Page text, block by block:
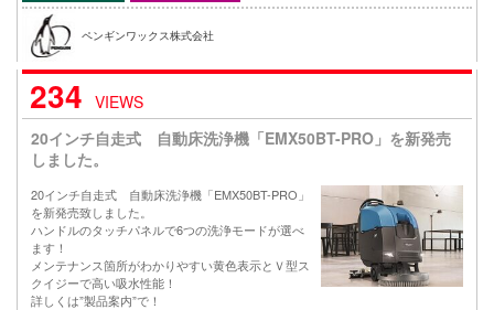
ペンギンワックス株式会社
234 VIEWS
20インチ自走式 自動床洗浄機「EMX50BT-PRO」を新発売
しました。
20インチ自走式 自動床洗浄機「EMX50BT-PRO」
を新発売致しました。
ハンドルのタッチパネルで6つの洗浄モードが選べ
ます！
メンテナンス箇所がわかりやすい黄色表示とＶ型ス
クイジーで高い吸水性能！
詳しくは”製品案内”で！